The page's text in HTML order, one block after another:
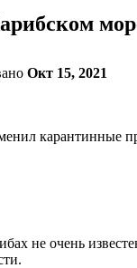
Окт 15, 2021
карантинные
не очень